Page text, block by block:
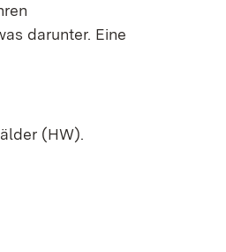
darunter. Eine
(HW).